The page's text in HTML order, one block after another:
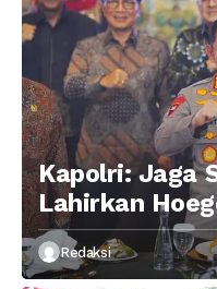
Kapolri: Jaga
Lahirkan
Berikutnya
Redaksi